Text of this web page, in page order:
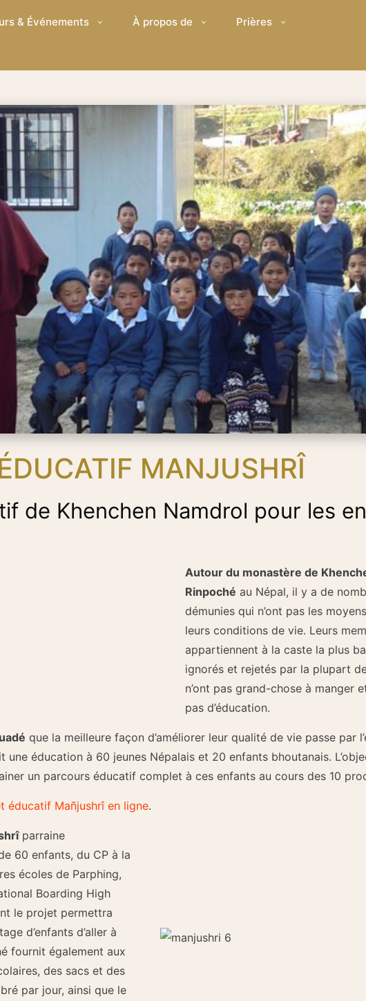
& Événements À propos de
Prières
MANJUSHRÎ
de Khenchen Namdrol pour les
Autour du monastère de
Rinpoché au Népal, il y a de
démunies qui n’ont pas les
leurs conditions de vie. Leurs
appartiennent à la caste la plus
ignorés et rejetés par la plupart
n’ont pas grand-chose à manger
pas d’éducation.
que la meilleure façon d’améliorer leur qualité de vie passe par
une éducation à 60 jeunes Népalais et 20 enfants bhoutanais.
un parcours éducatif complet à ces enfants au cours des 10
éducatif Mañjushrî en ligne.
parraine
60 enfants, du CP à la
écoles de Parphing,
Boarding High
le projet permettra
d’enfants d’aller à
fournit également aux
des sacs et des
par jour, ainsi que le